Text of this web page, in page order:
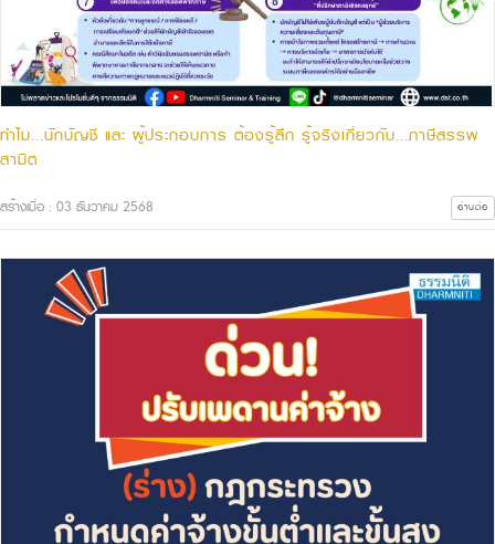
ทำไม...นักบัญชี และ ผู้ประกอบการ ต้องรู้ลึก รู้จริงเกี่ยวกับ...ภาษีสรรพ
สามิต
สร้างเมื่อ : 03 ธันวาคม 2568 อ่านต่อ